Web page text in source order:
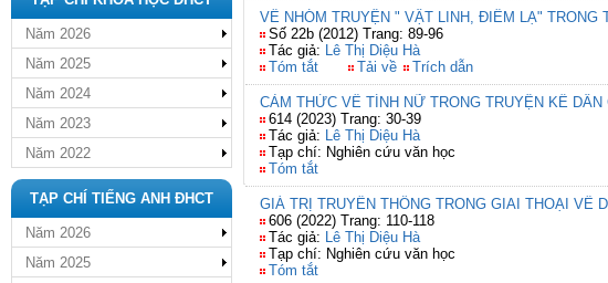
Năm 2026
Năm 2025
Năm 2024
Năm 2023
Năm 2022
TẠP CHÍ TIẾNG ANH ĐHCT
Năm 2026
Năm 2025
VỀ NHÓM TRUYỆN " VẬT LINH, ĐIỀM LẠ" TRONG
Số 22b (2012) Trang: 89-96
Tác giả: Lê Thị Diệu Hà
Tóm tắt
Tải về Trích dẫn
CẢM THỨC VỀ TÍNH NỮ TRONG TRUYỆN KỂ
614 (2023) Trang: 30-39
Tác giả: Lê Thị Diệu Hà
Tạp chí: Nghiên cứu văn học
Tóm tắt
GIÁ TRỊ TRUYỀN THỐNG TRONG GIAI THOẠI VỀ
606 (2022) Trang: 110-118
Tác giả: Lê Thị Diệu Hà
Tạp chí: Nghiên cứu văn học
Tóm tắt